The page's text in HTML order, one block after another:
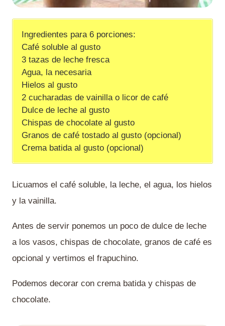
Ingredientes para 6 porciones:
Café soluble al gusto
3 tazas de leche fresca
Agua, la necesaria
Hielos al gusto
2 cucharadas de vainilla o licor de café
Dulce de leche al gusto
Chispas de chocolate al gusto
Granos de café tostado al gusto (opcional)
Crema batida al gusto (opcional)
Licuamos el café soluble, la leche, el agua, los hielos
y la vainilla.
Antes de servir ponemos un poco de dulce de leche
a los vasos, chispas de chocolate, granos de café es
opcional y vertimos el frapuchino.
Podemos decorar con crema batida y chispas de
chocolate.